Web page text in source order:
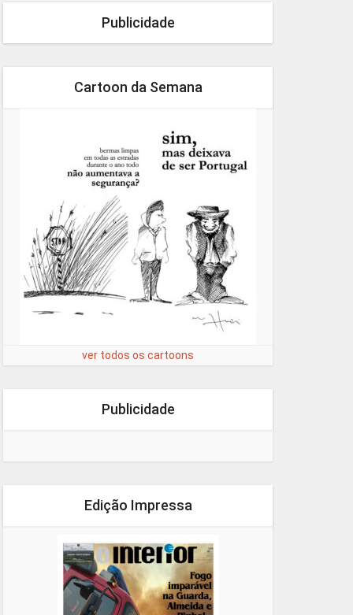
Publicidade
Cartoon da Semana
ver todos os cartoons
Publicidade
Edição Impressa